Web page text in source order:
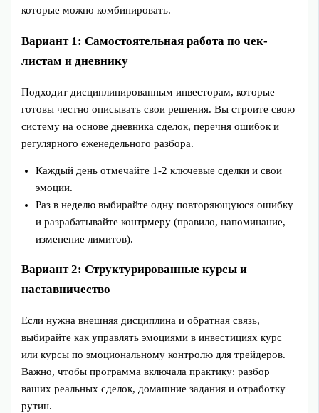
которые можно комбинировать.
Вариант 1: Самостоятельная работа по чек-
листам и дневнику
Подходит дисциплинированным инвесторам, которые
готовы честно описывать свои решения. Вы строите свою
систему на основе дневника сделок, перечня ошибок и
регулярного еженедельного разбора.
Каждый день отмечайте 1-2 ключевые сделки и свои
эмоции.
Раз в неделю выбирайте одну повторяющуюся ошибку
и разрабатывайте контрмеру (правило, напоминание,
изменение лимитов).
Вариант 2: Структурированные курсы и
наставничество
Если нужна внешняя дисциплина и обратная связь,
выбирайте как управлять эмоциями в инвестициях курс
или курсы по эмоциональному контролю для трейдеров.
Важно, чтобы программа включала практику: разбор
ваших реальных сделок, домашние задания и отработку
рутин.